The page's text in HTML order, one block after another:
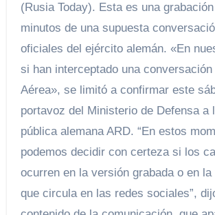
(Rusia Today). Esta es una
minutos de una supuesta
oficiales del ejército alemán. «En
si han interceptado una
Aérea», se limitó a confirmar este
portavoz del Ministerio de Defensa a
pública alemana ARD. “En estos
podemos decidir con certeza si los
ocurren en la versión grabada o en
que circula en las redes sociales”,